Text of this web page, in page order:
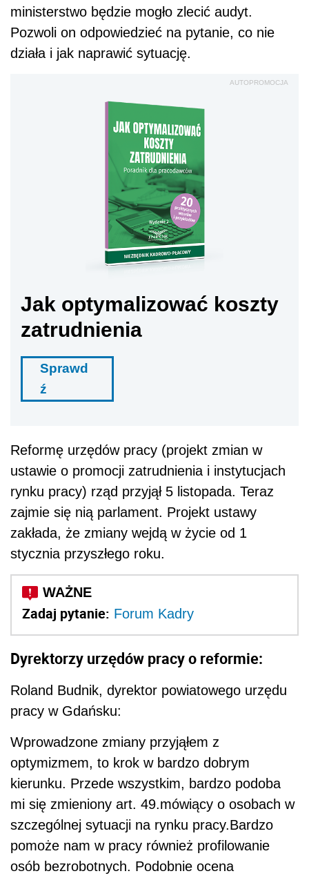
ministerstwo będzie mogło zlecić audyt.
Pozwoli on odpowiedzieć na pytanie, co nie
działa i jak naprawić sytuację.
AUTOPROMOCJA
Jak optymalizować koszty
zatrudnienia
Sprawd
ź
Reformę urzędów pracy (projekt zmian w
ustawie o promocji zatrudnienia i instytucjach
rynku pracy) rząd przyjął 5 listopada. Teraz
zajmie się nią parlament. Projekt ustawy
zakłada, że zmiany wejdą w życie od 1
stycznia przyszłego roku.
Zadaj pytanie: Forum Kadry
Dyrektorzy urzędów pracy o reformie:
Roland Budnik, dyrektor powiatowego urzędu
pracy w Gdańsku:
Wprowadzone zmiany przyjąłem z
optymizmem, to krok w bardzo dobrym
kierunku. Przede wszystkim, bardzo podoba
mi się zmieniony art. 49.mówiący o osobach w
szczególnej sytuacji na rynku pracy.Bardzo
pomoże nam w pracy również profilowanie
osób bezrobotnych. Podobnie ocena